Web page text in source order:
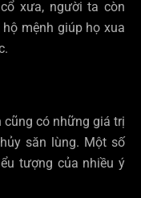
xưa, người ta còn
mệnh giúp họ xua
cũng có những giá trị
săn lùng. Một số
tượng của nhiều ý